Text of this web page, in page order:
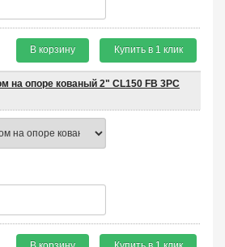
В корзину Купить в 1 клик
на опоре кованый 2" CL150 FB 3PC